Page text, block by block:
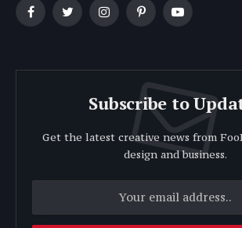
FacebookTwitterInstagramPinterestYouTube
Subscribe to
Get the latest creative news from
design and business.